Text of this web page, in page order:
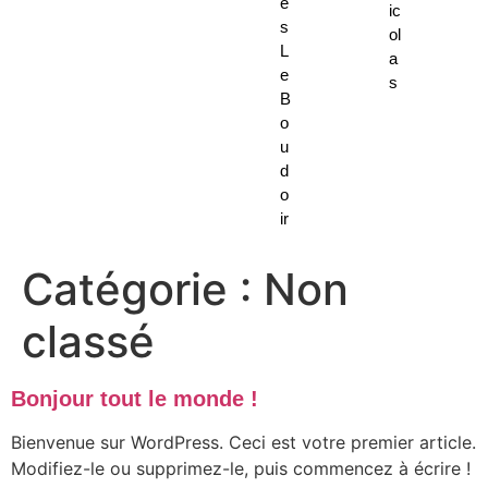
s
L
e
B
o
u
d
o
ir
ic
ol
a
s
Catégorie : Non
classé
Bonjour tout le monde !
Bienvenue sur WordPress. Ceci est votre premier article.
Modifiez-le ou supprimez-le, puis commencez à écrire !